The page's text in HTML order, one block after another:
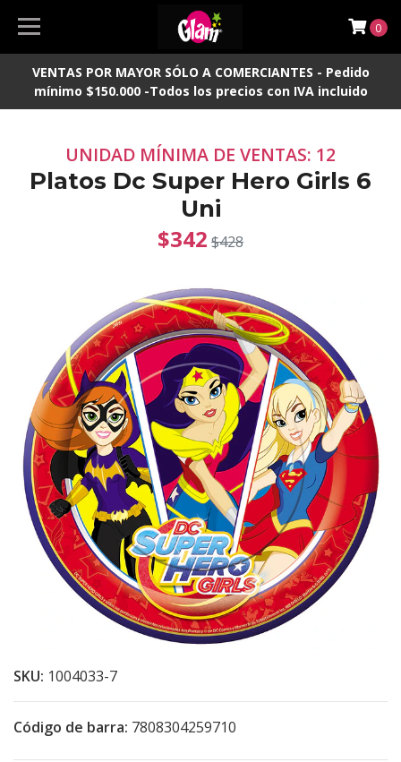
VENTAS POR MAYOR SÓLO A COMERCIANTES - Pedido
mínimo $150.000 -Todos los precios con IVA incluido
0
UNIDAD MÍNIMA DE VENTAS: 12
Platos Dc Super Hero Girls 6
Uni
$342 $428
SKU: 1004033-7
Código de barra: 7808304259710